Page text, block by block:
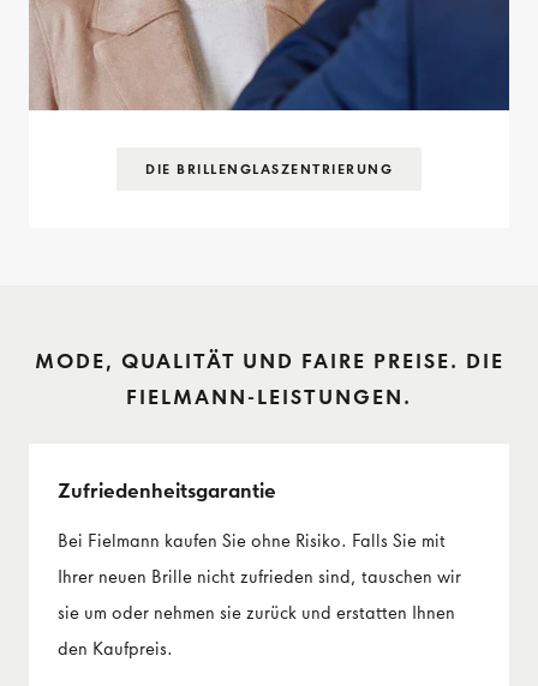
DIE BRILLENGLAS­ZENTRIERUNG
MODE, QUALITÄT UND FAIRE PREISE. DIE
FIELMANN-LEISTUNGEN.
Zufriedenheits­garantie
Bei Fielmann kaufen Sie ohne Risiko. Falls Sie mit
Ihrer neuen Brille nicht zufrieden sind, tauschen wir
sie um oder nehmen sie zurück und erstatten Ihnen
den Kaufpreis.